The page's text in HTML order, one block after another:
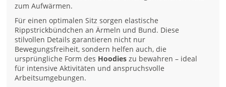
zum Aufwärmen.
Für einen optimalen Sitz sorgen elastische
Rippstrickbündchen an Ärmeln und Bund. Diese
stilvollen Details garantieren nicht nur
Bewegungsfreiheit, sondern helfen auch, die
ursprüngliche Form des Hoodies zu bewahren – ideal
für intensive Aktivitäten und anspruchsvolle
Arbeitsumgebungen.